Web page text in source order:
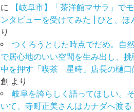
に
【岐阜市】「茶洋館マサラ」で
ンタビューを受けてみた | ひと、ほ
り
つくろうとした時点でだめ。自
で居心地のいい空間を生み出し、
中を押す「喫茶 星時」店長の樋口
創 より
岐阜を誇らしく語ってほしい。
いて、寺町正美さんはカナダへ渡る